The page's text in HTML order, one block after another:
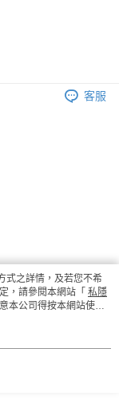
客服
式之詳情，及若您不希
，請參閱本網站「 私隱
本公司得按本網站使用